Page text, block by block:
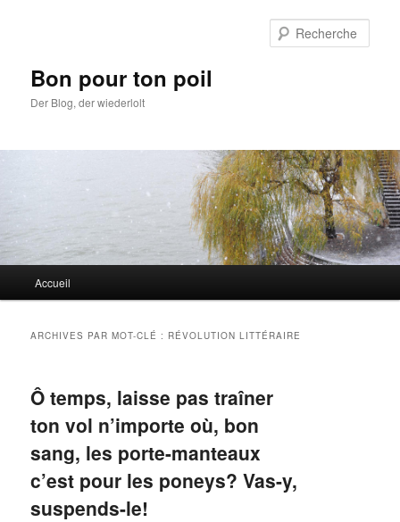
Bon pour ton poil
Der Blog, der wiederlolt
principal
Accueil
ARCHIVES PAR MOT-CLÉ : RÉVOLUTION LITTÉRAIRE
Ô temps, laisse pas traîner
ton vol n’importe où, bon
sang, les porte-manteaux
c’est pour les poneys? Vas-y,
suspends-le!